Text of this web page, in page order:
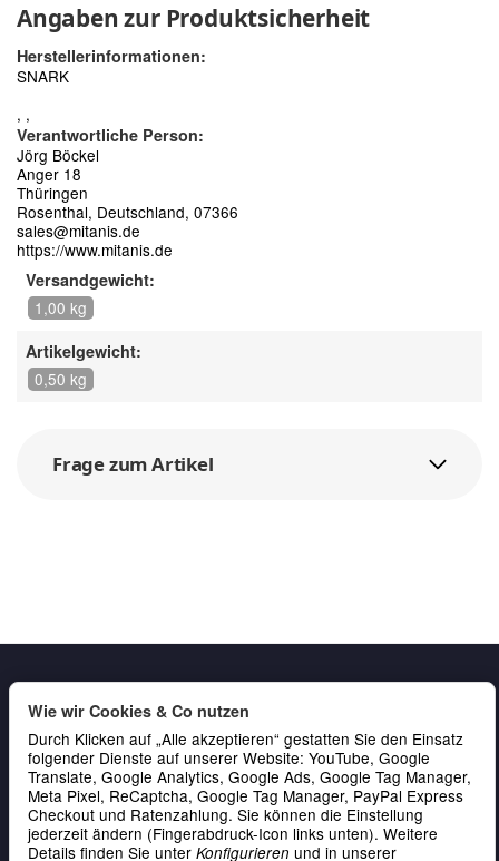
Angaben zur Produktsicherheit
Herstellerinformationen:
SNARK
, ,
Verantwortliche Person:
Jörg Böckel
Anger 18
Thüringen
Rosenthal, Deutschland, 07366
sales@mitanis.de
https://www.mitanis.de
Versandgewicht:
1,00 kg
Artikelgewicht:
0,50 kg
Frage zum Artikel
Gesetzliche Informationen
Service & Kontakt
Wie wir Cookies & Co nutzen
Durch Klicken auf „Alle akzeptieren“ gestatten Sie den Einsatz
folgender Dienste auf unserer Website: YouTube, Google
Translate, Google Analytics, Google Ads, Google Tag Manager,
Meta Pixel, ReCaptcha, Google Tag Manager, PayPal Express
Checkout und Ratenzahlung. Sie können die Einstellung
jederzeit ändern (Fingerabdruck-Icon links unten). Weitere
Details finden Sie unter Konfigurieren und in unserer